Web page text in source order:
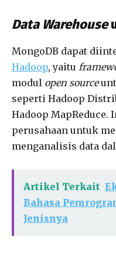
Data Warehouse
MongoDB dapat
Hadoop, yaitu
modul open source
seperti Hadoop
Hadoop
perusahaan untuk
menganalisis data
Artikel Terkait
Bahasa
Jenisnya